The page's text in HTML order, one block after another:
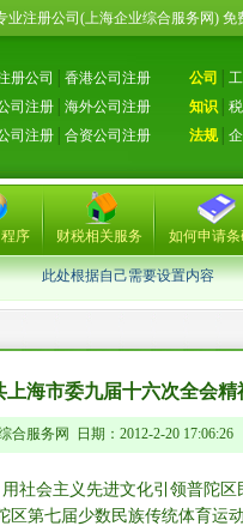
专业注册公司(上海企业综合服务
册公司
香港公司注册
司注册
海外公司注册
司注册 合资公司注册
公司
知识
法规│
序 财税相关服务 如何申请
此处根据自己需要设置内容
海市委九届十六次全会精
合服务网 日期：2012-2-20 17:06:26
会主义先进文化引领普陀区
区第七届少数民族传统体育运